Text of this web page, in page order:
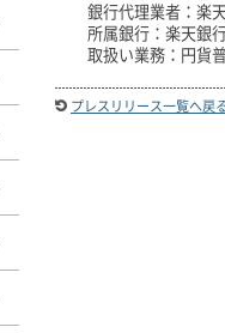
銀行代理業者：楽
所属銀行：楽天銀
取扱い業務：円貨
プレスリリース一覧へ戻